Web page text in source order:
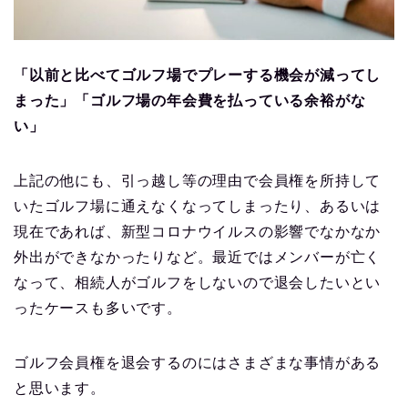
「以前と比べてゴルフ場でプレーする機会が減ってし
まった」「ゴルフ場の年会費を払っている余裕がな
い」
上記の他にも、引っ越し等の理由で会員権を所持して
いたゴルフ場に通えなくなってしまったり、あるいは
現在であれば、新型コロナウイルスの影響でなかなか
外出ができなかったりなど。最近ではメンバーが亡く
なって、相続人がゴルフをしないので退会したいとい
ったケースも多いです。
ゴルフ会員権を退会するのにはさまざまな事情がある
と思います。